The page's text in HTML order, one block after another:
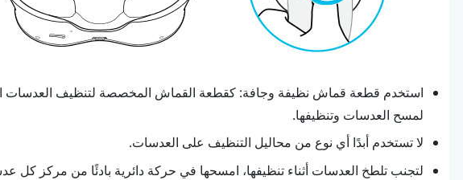
استخدم قطعة قماش نظيفة وجافة: كقطعة القماش المخصصة لتنظيف العدسات
لمسح العدسات وتنظيفها.
لا تستخدم أبدًا أي نوع من محاليل التنظيف على العدسات.
لتجنب تلطخ العدسات أثناء تنظيفها، امسحها في حركة دائرية بادئًا من مركز كل